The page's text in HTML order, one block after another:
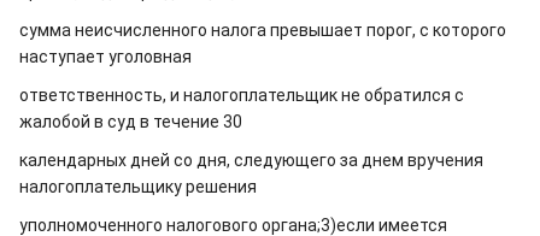
сумма неисчисленного налога превышает порог, с которого
наступает уголовная
ответственность, и налогоплательщик не обратился с
жалобой в суд в течение 30
календарных дней со дня, следующего за днем вручения
налогоплательщику решения
уполномоченного налогового органа;3)если имеется